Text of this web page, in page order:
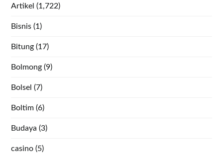
Artikel (1,722)
Bisnis (1)
Bitung (17)
Bolmong (9)
Bolsel (7)
Boltim (6)
Budaya (3)
casino (5)